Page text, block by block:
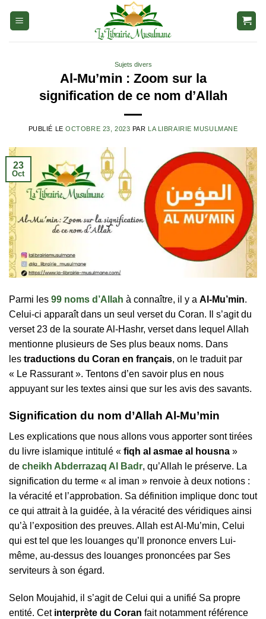
Sujets divers
Al-Mu’min : Zoom sur la
signification de ce nom d’Allah
PUBLIÉ LEOCTOBRE 23, 2023 PAR LA LIBRAIRIE MUSULMANE
23
Oct
Parmi les 99 noms d’Allah à connaître, il y a Al-Mu’min.
Celui-ci apparaît dans un seul verset du Coran. Il s’agit du
verset 23 de la sourate Al-Hashr, verset dans lequel Allah
mentionne plusieurs de Ses plus beaux noms. Dans
les traductions du Coran en français, on le traduit par
« Le Rassurant ». Tentons d’en savoir plus en nous
appuyant sur les textes ainsi que sur les avis des savants.
Signification du nom d’Allah Al-Mu’min
Les explications que nous allons vous apporter sont tirées
du livre islamique intitulé « fiqh al asmae al housna »
de cheikh Abderrazaq Al Badr, qu’Allah le préserve. La
signification du terme « al iman » renvoie à deux notions :
la véracité et l’approbation. Sa définition implique donc tout
ce qui attrait à la guidée, à la véracité des véridiques ainsi
qu’à l’exposition des preuves. Allah est Al-Mu’min, Celui
qui est tel que les louanges qu’Il prononce envers Lui-
même, au-dessus des louanges prononcées par Ses
serviteurs à son égard.
Selon Moujahid, il s’agit de Celui qui a unifié Sa propre
entité. Cet interprète du Coran fait notamment référence